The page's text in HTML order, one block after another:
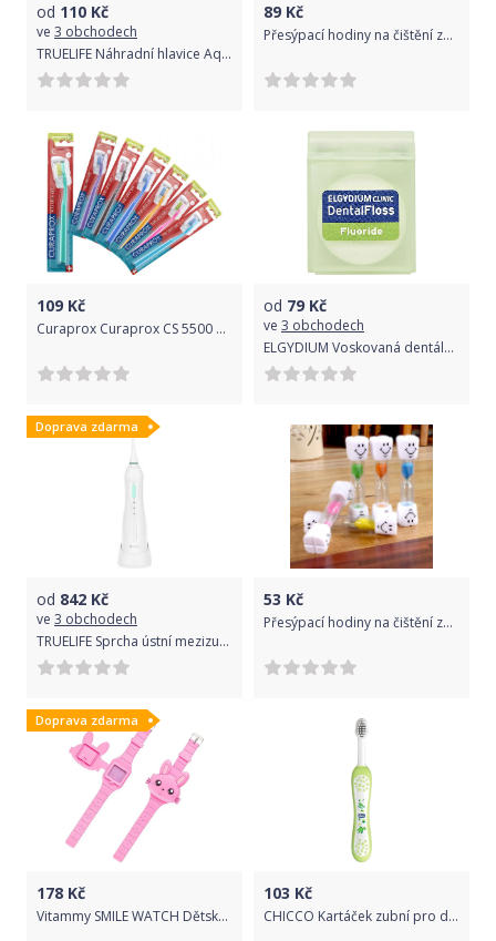
od 110 Kč
ve 3 obchodech
TRUELIFE Náhradní hlavice AquaFloss Station Standard Jet
89 Kč
Přesýpací hodiny na čištění zubů - růžové
109 Kč
Curaprox Curaprox CS 5500 Kids Ultrasoft Barva: Oranžová
od 79 Kč
ve 3 obchodech
ELGYDIUM Voskovaná dentální nit s fluoridem Clinic 35 m
Doprava zdarma
od 842 Kč
ve 3 obchodech
TRUELIFE Sprcha ústní mezizubních prostor AquaFloss Lite
53 Kč
Přesýpací hodiny na čištění zubů - modré
Doprava zdarma
178 Kč
Vitammy SMILE WATCH Dětské silikonové hodinky, růžová
103 Kč
CHICCO Kartáček zubní pro děti My first milk teeth zelený 6m+